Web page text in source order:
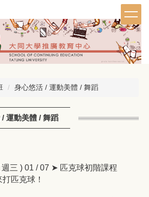
身心悠活 / 運動美體 / 舞蹈
運動美體 / 舞蹈
週三 ) 01 / 07 ➤ 匹克球初階課程
匹克球！